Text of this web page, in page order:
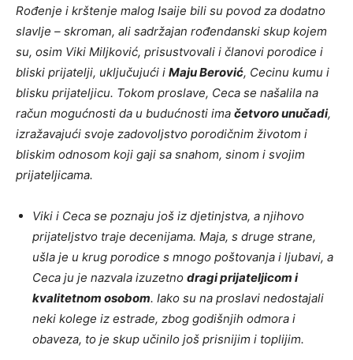
Rođenje i krštenje malog Isaije bili su povod za dodatno
slavlje – skroman, ali sadržajan rođendanski skup kojem
su, osim Viki Miljković, prisustvovali i članovi porodice i
bliski prijatelji, uključujući i Maju Berović, Cecinu kumu i
blisku prijateljicu. Tokom proslave, Ceca se našalila na
račun mogućnosti da u budućnosti ima četvoro unučadi,
izražavajući svoje zadovoljstvo porodičnim životom i
bliskim odnosom koji gaji sa snahom, sinom i svojim
prijateljicama.
Viki i Ceca se poznaju još iz djetinjstva, a njihovo
prijateljstvo traje decenijama. Maja, s druge strane,
ušla je u krug porodice s mnogo poštovanja i ljubavi, a
Ceca ju je nazvala izuzetno dragi prijateljicom i
kvalitetnom osobom. Iako su na proslavi nedostajali
neki kolege iz estrade, zbog godišnjih odmora i
obaveza, to je skup učinilo još prisnijim i toplijim.